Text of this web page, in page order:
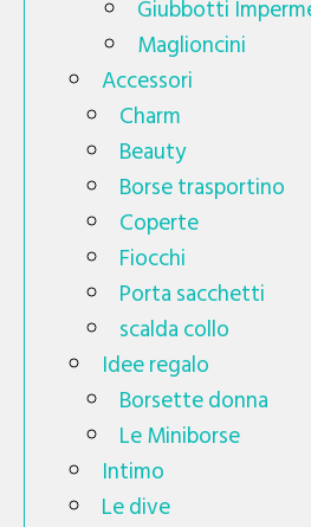
Giubbotti
Maglioncini
Accessori
Charm
Beauty
Borse trasportino
Coperte
Fiocchi
Porta sacchetti
scalda collo
Idee regalo
Borsette donna
Le Miniborse
Intimo
Le dive